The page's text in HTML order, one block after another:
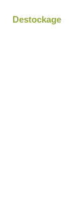
Destockage